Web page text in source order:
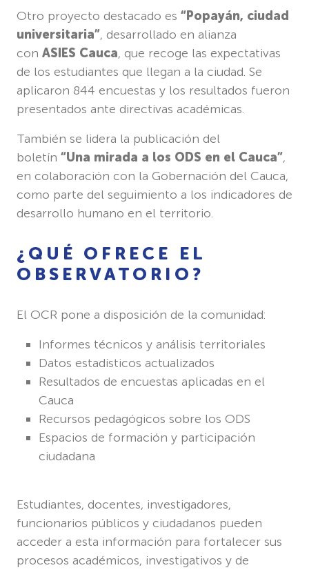
Otro proyecto destacado es “Popayán, ciudad
universitaria”, desarrollado en alianza
con ASIES Cauca, que recoge las expectativas
de los estudiantes que llegan a la ciudad. Se
aplicaron 844 encuestas y los resultados fueron
presentados ante directivas académicas.
También se lidera la publicación del
boletín “Una mirada a los ODS en el Cauca”,
en colaboración con la Gobernación del Cauca,
como parte del seguimiento a los indicadores de
desarrollo humano en el territorio.
¿QUÉ OFRECE EL
OBSERVATORIO?
El OCR pone a disposición de la comunidad:
Informes técnicos y análisis territoriales
Datos estadísticos actualizados
Resultados de encuestas aplicadas en el
Cauca
Recursos pedagógicos sobre los ODS
Espacios de formación y participación
ciudadana
Estudiantes, docentes, investigadores,
funcionarios públicos y ciudadanos pueden
acceder a esta información para fortalecer sus
procesos académicos, investigativos y de